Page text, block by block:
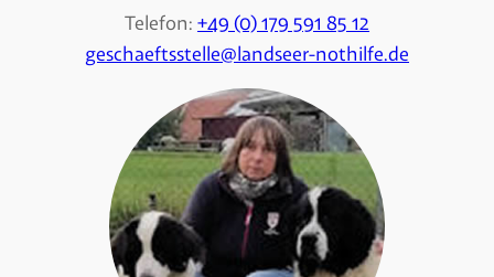
Telefon: +49 (0) 179 591 85 12
geschaeftsstelle@landseer-nothilfe.de